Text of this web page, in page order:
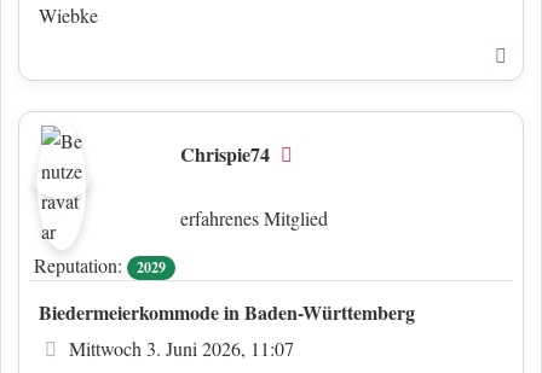
Wiebke
Chrispie74
erfahrenes Mitglied
Reputation:
2029
Biedermeierkommode in Baden-Württemberg
Beitrag
Mittwoch 3. Juni 2026, 11:07